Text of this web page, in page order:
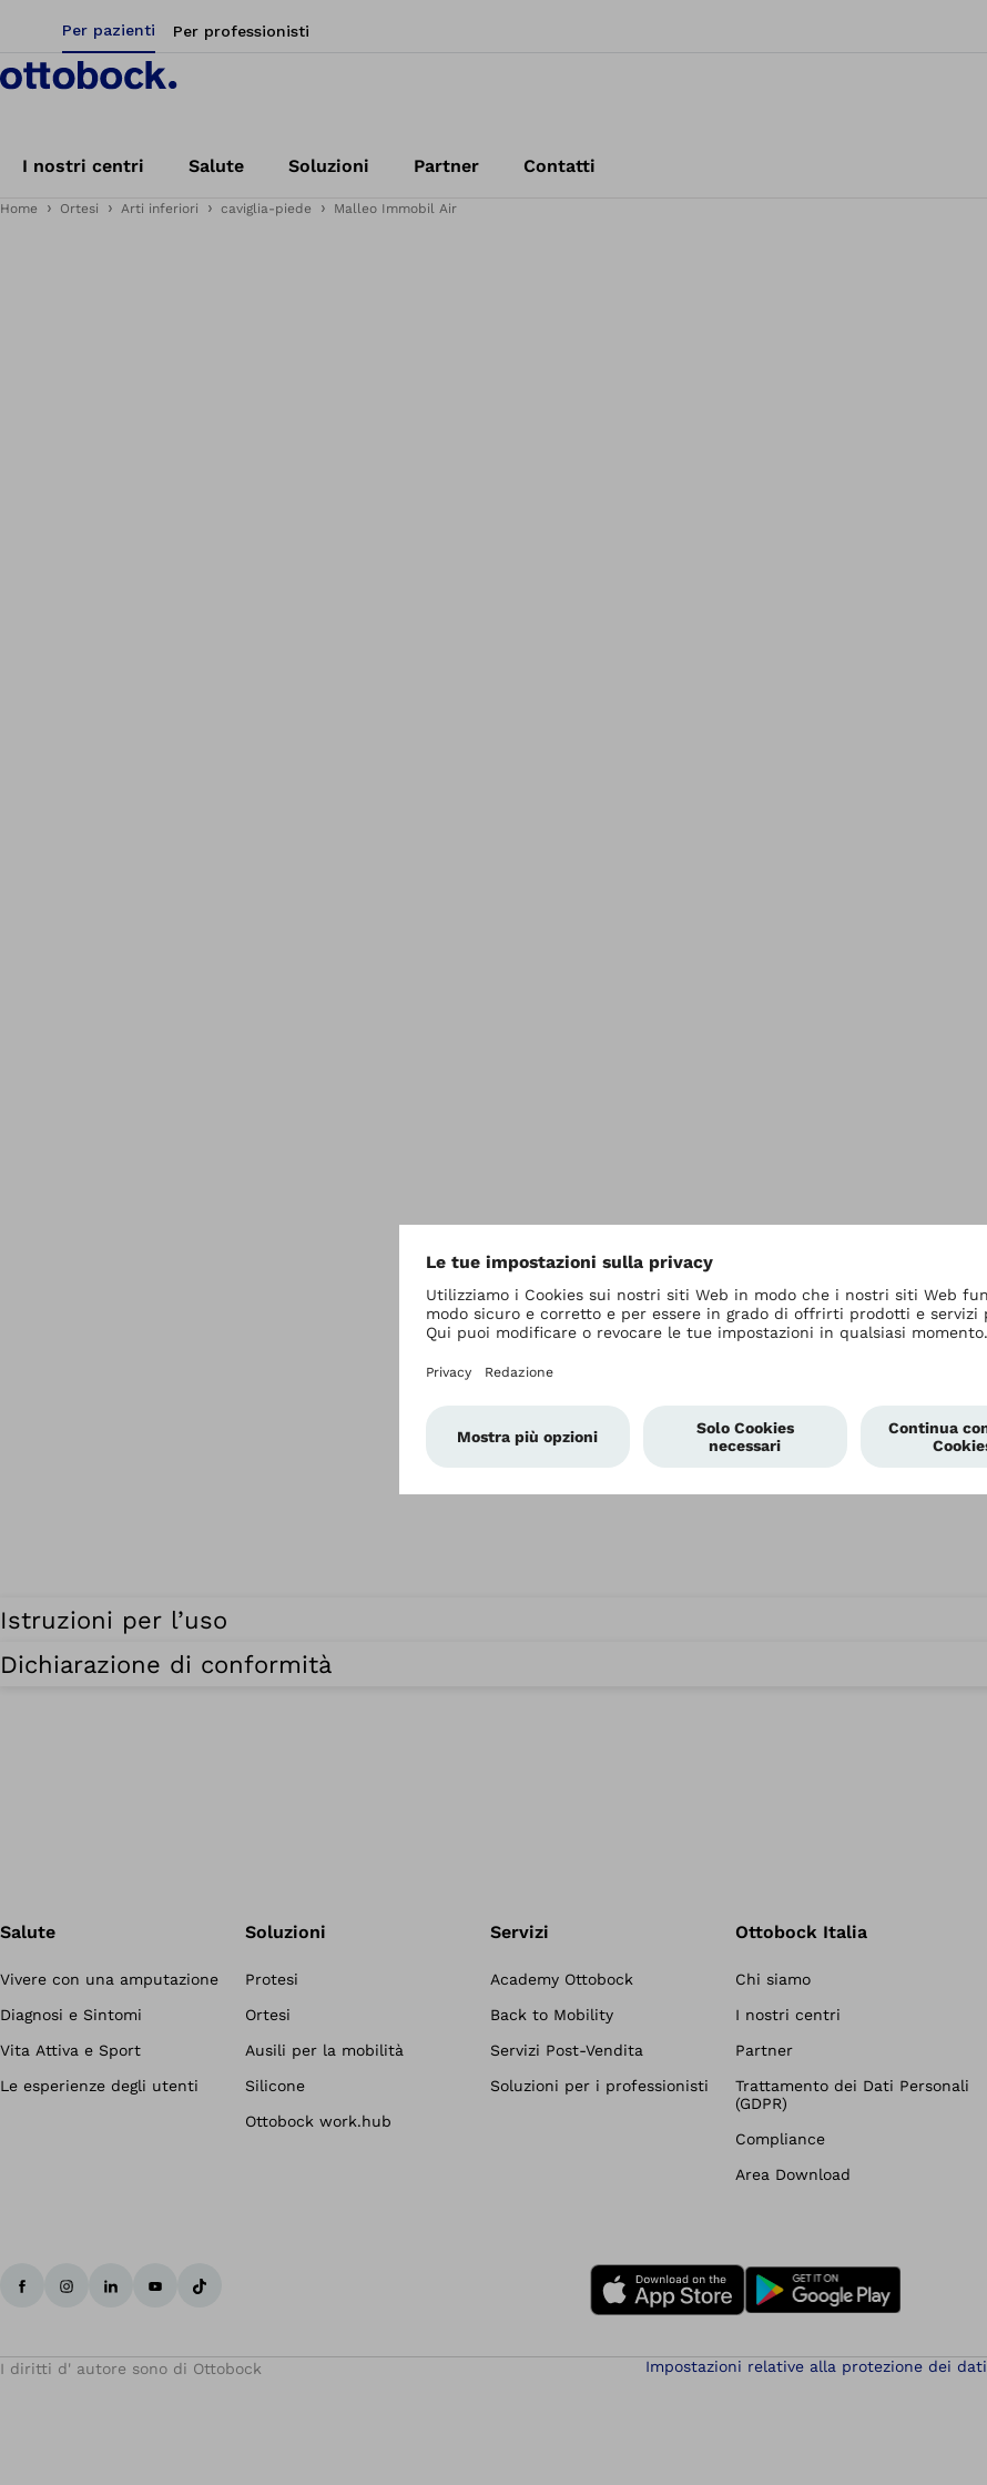
Per pazienti Per professionisti
I nostri centri Salute Soluzioni Partner Contatti
Home Ortesi Arti inferiori caviglia-piede Malleo Immobil Air
Istruzioni per l’uso
Dichiarazione di conformità
Salute
Vivere con una amputazione
Diagnosi e Sintomi
Vita Attiva e Sport
Le esperienze degli utenti
Soluzioni
Protesi
Ortesi
Ausili per la mobilità
Silicone
Ottobock work.hub
Servizi
Academy Ottobock
Back to Mobility
Servizi Post-Vendita
Soluzioni per i professionisti
Ottobock Italia
Chi siamo
I nostri centri
Partner
Trattamento dei Dati Personali
(GDPR)
Compliance
Area Download
I diritti d' autore sono di Ottobock Impostazioni relative alla protezione dei dati